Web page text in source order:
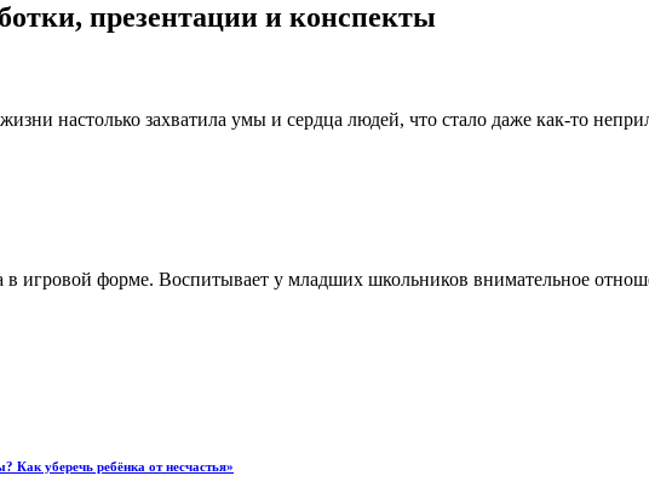
презентации и конспекты
настолько захватила умы и сердца людей, что стало даже как-то
в игровой форме. Воспитывает у младших школьников внимательное
Как уберечь ребёнка от несчастья»